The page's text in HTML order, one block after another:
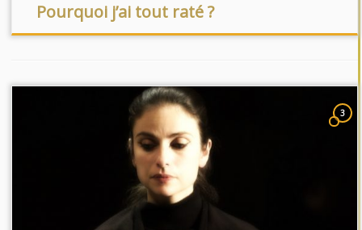
Pourquoi j’ai tout raté ?
3